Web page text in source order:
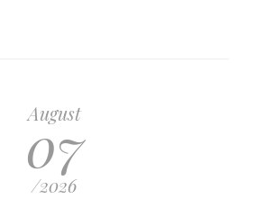
August
07
/2026